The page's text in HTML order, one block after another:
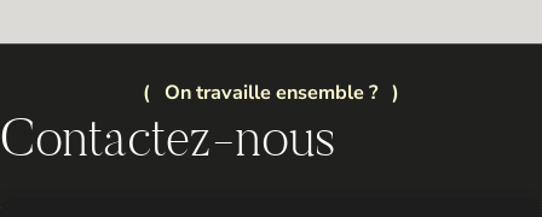
On travaille ensemble ?
Contactez-nous